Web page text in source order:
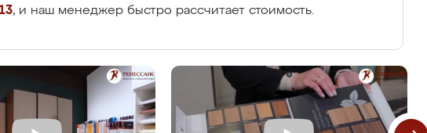
, и наш менеджер быстро рассчитает стоимость.